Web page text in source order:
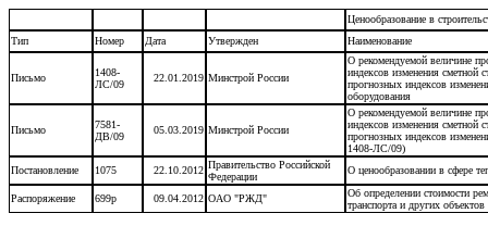
Ценообразование в
Тип
Номер Дата Утвержден Наименование
Письмо
1408-
ЛС/09
22.01.2019 Минстрой России
О рекомендуемой величине
индексов изменения сметной
прогнозных индексов
оборудования
Письмо
7581-
ДВ/09
05.03.2019 Минстрой России
О рекомендуемой величине
индексов изменения сметной
прогнозных индексов
1408-ЛС/09)
Постановление
1075 22.10.2012 Правительство Российской
Федеpации
О ценообразовании в сфере
Распоряжение 699р 09.04.2012 ОАО "РЖД"
Об определении стоимости
транспорта и других